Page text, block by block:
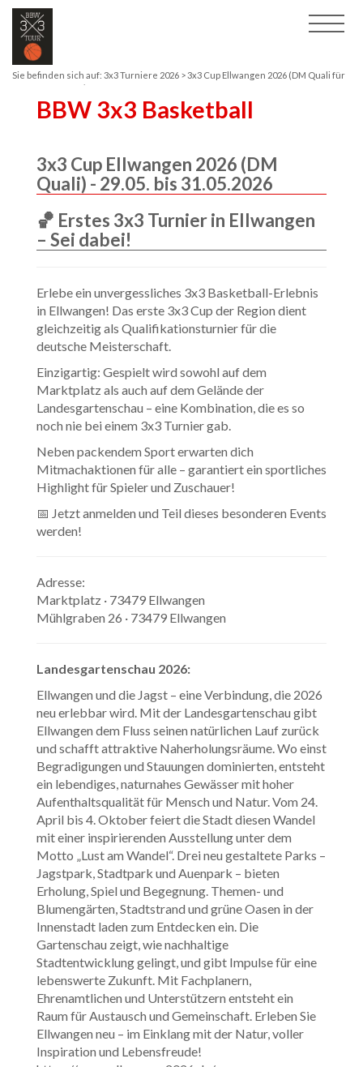
Sie befinden sich auf: 3x3 Turniere 2026 > 3x3 Cup Ellwangen 2026 (DM Quali für
Herren & Damen)
BBW 3x3 Basketball
3x3 Cup Ellwangen 2026 (DM
Quali) - 29.05. bis 31.05.2026
🏀 Erstes 3x3 Turnier in Ellwangen
– Sei dabei!
Erlebe ein unvergessliches 3x3 Basketball-Erlebnis
in Ellwangen! Das erste 3x3 Cup der Region dient
gleichzeitig als Qualifikationsturnier für die
deutsche Meisterschaft.
Einzigartig: Gespielt wird sowohl auf dem
Marktplatz als auch auf dem Gelände der
Landesgartenschau – eine Kombination, die es so
noch nie bei einem 3x3 Turnier gab.
Neben packendem Sport erwarten dich
Mitmachaktionen für alle – garantiert ein sportliches
Highlight für Spieler und Zuschauer!
📅 Jetzt anmelden und Teil dieses besonderen Events
werden!
Adresse:
Marktplatz · 73479 Ellwangen
Mühlgraben 26 · 73479 Ellwangen
Landesgartenschau 2026:
Ellwangen und die Jagst – eine Verbindung, die 2026
neu erlebbar wird. Mit der Landesgartenschau gibt
Ellwangen dem Fluss seinen natürlichen Lauf zurück
und schafft attraktive Naherholungsräume. Wo einst
Begradigungen und Stauungen dominierten, entsteht
ein lebendiges, naturnahes Gewässer mit hoher
Aufenthaltsqualität für Mensch und Natur. Vom 24.
April bis 4. Oktober feiert die Stadt diesen Wandel
mit einer inspirierenden Ausstellung unter dem
Motto „Lust am Wandel“. Drei neu gestaltete Parks –
Jagstpark, Stadtpark und Auenpark – bieten
Erholung, Spiel und Begegnung. Themen- und
Blumengärten, Stadtstrand und grüne Oasen in der
Innenstadt laden zum Entdecken ein. Die
Gartenschau zeigt, wie nachhaltige
Stadtentwicklung gelingt, und gibt Impulse für eine
lebenswerte Zukunft. Mit Fachplanern,
Ehrenamtlichen und Unterstützern entsteht ein
Raum für Austausch und Gemeinschaft. Erleben Sie
Ellwangen neu – im Einklang mit der Natur, voller
Inspiration und Lebensfreude!